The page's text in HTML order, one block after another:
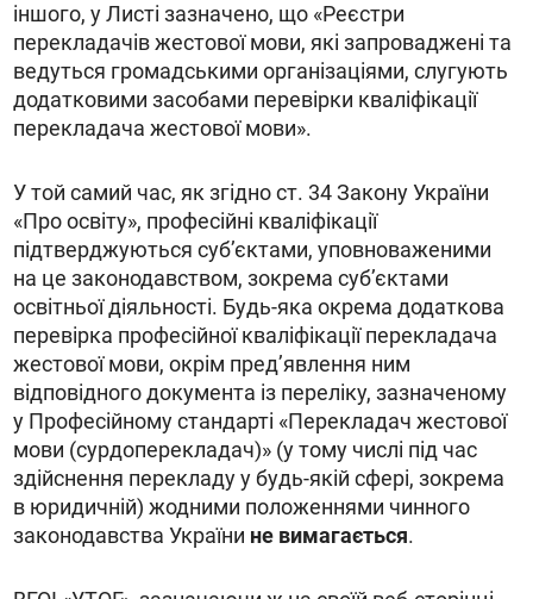
іншого, у Листі зазначено, що «Реєстри
перекладачів жестової мови, які запроваджені та
ведуться громадськими організаціями, слугують
додатковими засобами перевірки кваліфікації
перекладача жестової мови».
У той самий час, як згідно ст. 34 Закону України
«Про освіту», професійні кваліфікації
підтверджуються суб’єктами, уповноваженими
на це законодавством, зокрема суб’єктами
освітньої діяльності. Будь-яка окрема додаткова
перевірка професійної кваліфікації перекладача
жестової мови, окрім пред’явлення ним
відповідного документа із переліку, зазначеному
у Професійному стандарті «Перекладач жестової
мови (сурдоперекладач)» (у тому числі під час
здійснення перекладу у будь-якій сфері, зокрема
в юридичній) жодними положеннями чинного
законодавства України не вимагається.